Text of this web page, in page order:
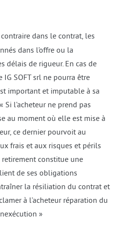
dans le contrat, les
dans l’offre ou la
délais de rigueur. En cas de
SOFT srl ne pourra être
important et imputable à sa
l’acheteur ne prend pas
au moment où elle est mise à
ce dernier pourvoit au
frais et aux risques et périls
retirement constitue une
de ses obligations
la résiliation du contrat et
à l’acheteur réparation du
»